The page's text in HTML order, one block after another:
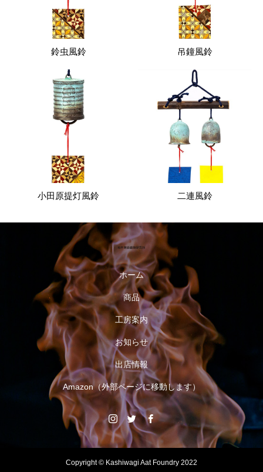
鈴虫風鈴 吊鐘風鈴
小田原提灯風鈴 二連風鈴
ホーム
商品
工房案内
お知らせ
出店情報
Amazon（外部ページに移動します）
Copyright © Kashiwagi Aat Foundry 2022